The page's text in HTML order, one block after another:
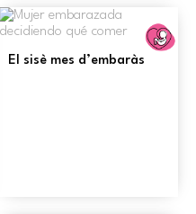
El sisè mes d’embaràs